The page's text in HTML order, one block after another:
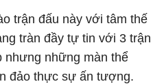
trận đấu này với tâm thế
tràn đầy tự tin với 3 trận
nhưng những màn thể
đảo thực sự ấn tượng.